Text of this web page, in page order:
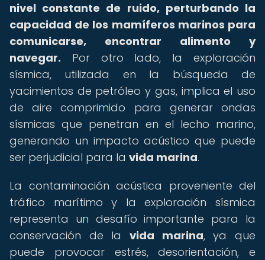
nivel constante de ruido, perturbando la
capacidad de los mamíferos marinos para
comunicarse, encontrar alimento y
navegar. Por otro lado, la exploración
sísmica, utilizada en la búsqueda de
yacimientos de petróleo y gas, implica el uso
de aire comprimido para generar ondas
sísmicas que penetran en el lecho marino,
generando un impacto acústico que puede
ser perjudicial para la vida marina.
La contaminación acústica proveniente del
tráfico marítimo y la exploración sísmica
representa un desafío importante para la
conservación de la vida marina, ya que
puede provocar estrés, desorientación, e